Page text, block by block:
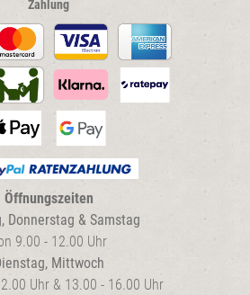
Zahlung
Öffnungszeiten
Donnerstag & Samstag
9.00 - 12.00 Uhr
Mittwoch
Uhr & 13.00 - 16.00 Uhr